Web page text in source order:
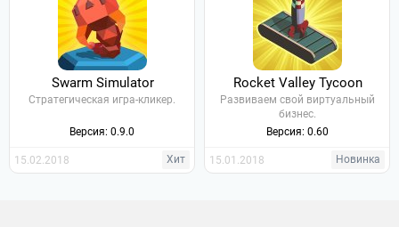
Swarm Simulator
Стратегическая игра-кликер.
Версия: 0.9.0
15.02.2018 Хит
Rocket Valley Tycoon
Развиваем свой виртуальный
бизнес.
Версия: 0.60
15.01.2018 Новинка